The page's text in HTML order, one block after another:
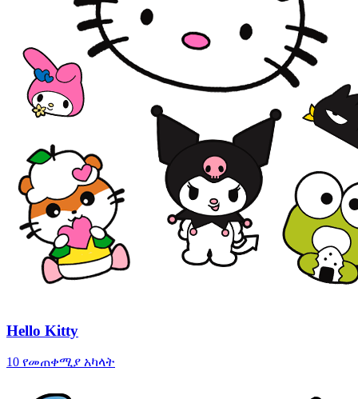
Hello Kitty
10 የመጠቀሚያ አካላት